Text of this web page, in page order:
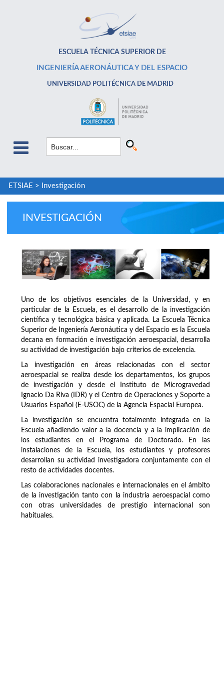
ESCUELA TÉCNICA SUPERIOR DE
INGENIERÍA AERONÁUTICA Y DEL ESPACIO
UNIVERSIDAD POLITÉCNICA DE MADRID
ETSIAE > Investigación
INVESTIGACIÓN
Uno de los objetivos esenciales de la Universidad, y en
particular de la Escuela, es el desarrollo de la investigación
científica y tecnológica básica y aplicada. La Escuela Técnica
Superior de Ingeniería Aeronáutica y del Espacio es la Escuela
decana en formación e investigación aeroespacial, desarrolla
su actividad de investigación bajo criterios de excelencia.
La investigación en áreas relacionadas con el sector
aeroespacial se realiza desde los departamentos, los grupos
de investigación y desde el Instituto de Microgravedad
Ignacio Da Riva (IDR) y el Centro de Operaciones y Soporte a
Usuarios Español (E-USOC) de la Agencia Espacial Europea.
La investigación se encuentra totalmente integrada en la
Escuela añadiendo valor a la docencia y a la implicación de
los estudiantes en el Programa de Doctorado. En las
instalaciones de la Escuela, los estudiantes y profesores
desarrollan su actividad investigadora conjuntamente con el
resto de actividades docentes.
Las colaboraciones nacionales e internacionales en el ámbito
de la investigación tanto con la industria aeroespacial como
con otras universidades de prestigio internacional son
habituales.